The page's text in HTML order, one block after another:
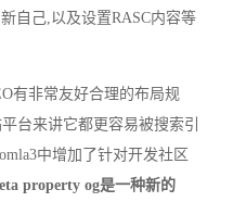
自己,以及设置RASC内容等
有非常友好合理的布局规
台来讲它都更容易被搜索引
中增加了针对开发社区
property og是一种新的